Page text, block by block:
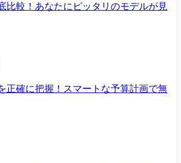
比較！あなたにピッタリのモデルが見
正確に把握！スマートな予算計画で無